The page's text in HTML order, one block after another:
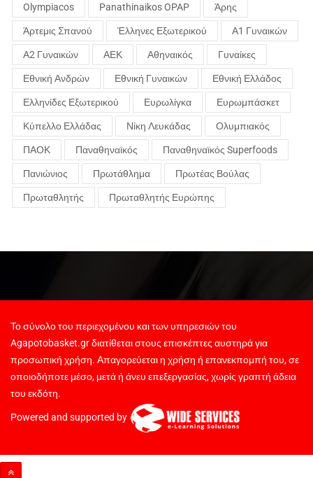
Olympiacos Panathinaikos OPAP Άρης
Άρτεμις Σπανού Έλληνες Εξωτερικού Α1 Γυναικών
Α2 Γυναικών ΑΕΚ Αθηναικός Γυναίκες
Εθνική Ανδρών Εθνική Γυναικών Εθνική Ελλάδος
Ελληνίδες Εξωτερικού Ευρωλίγκα Ευρωμπάσκετ
Κύπελλο Ελλάδας Νίκη Λευκάδας Ολυμπιακός
ΠΑΟΚ Παναθηναϊκός Παναθηναϊκός Superfoods
Πανιώνιος Πρωτάθλημα Πρωτέας Βούλας
Πρωταθλητής Πρωταθλητής Ευρώπης
Το σύνολο του περιεχομένου και των υπηρεσιών του
Agapotobasket.gr διατίθεται στους επισκέπτες αυστηρά για
προσωπική χρήση. Απαγορεύεται η χρήση ή επανεκπομπή του, σε
οποιοδήποτε μέσο, μετά ή άνευ επεξεργασίας, χωρίς γραπτή άδεια
του εκδότη.
Powered and supported by